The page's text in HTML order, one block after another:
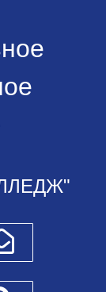
обращение